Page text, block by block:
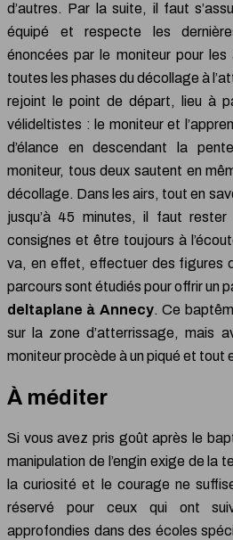
d’autres. Par la suite, il faut
équipé et respecte les
énoncées par le moniteur pour
toutes les phases du décollage à
rejoint le point de départ, lieu à
vélideltistes : le moniteur et
d’élance en descendant la
moniteur, tous deux sautent en
décollage. Dans les airs, tout en
jusqu’à 45 minutes, il faut
consignes et être toujours à
va, en effet, effectuer des figures
parcours sont étudiés pour offrir un
deltaplane à Annecy. Ce
sur la zone d’atterrissage, mais
moniteur procède à un piqué et tout
À méditer
Si vous avez pris goût après le
manipulation de l’engin exige de la
la curiosité et le courage ne
réservé pour ceux qui ont
approfondies dans des écoles